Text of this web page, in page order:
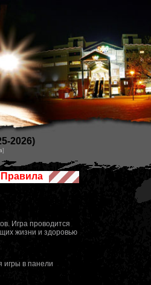
2026)
]
Правила
Игра проводится
жизни и здоровью
игры в панели